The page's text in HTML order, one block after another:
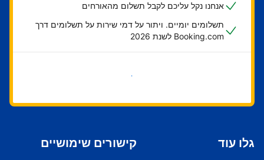
אנחנו נקל עליכם לקבל תשלום מהאורחים
תשלומים יומיים. ויתור על דמי שירות על תשלומים דרך
Booking.com לשנת 2026
בואו נתחיל
גלו עוד קישורים שימושיים